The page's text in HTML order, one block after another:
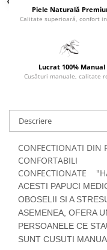
Piele Naturală
Calitate superioară, confort
Lucrat 100% Manual
Cusături manuale, calitate
Descriere
CONFECTIONATI DIN
CONFORTABILI
CONFECTIONATE
ACESTI PAPUCI
OBOSELII SI A
ASEMENEA, OFERA
PERSOANELE CE
SUNT CUSUTI